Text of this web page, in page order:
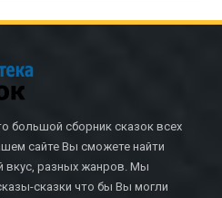
большой сборник сказок всех
сайте Вы сможете найти
вкус, разных жанров. Мы
сказки что бы Вы могли